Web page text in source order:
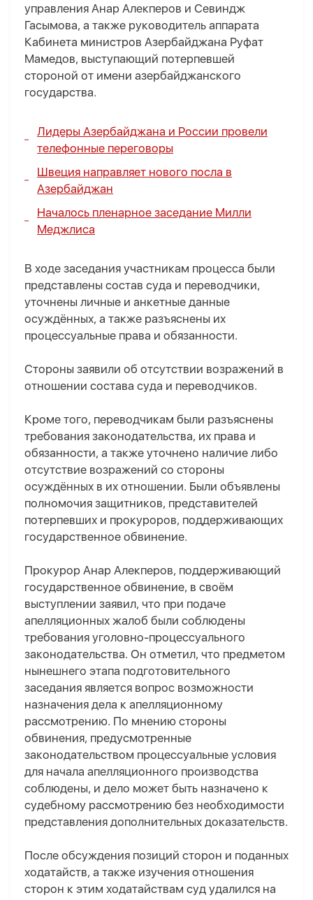
управления Анар Алекперов и Севиндж
Гасымова, а также руководитель аппарата
Кабинета министров Азербайджана Руфат
Мамедов, выступающий потерпевшей
стороной от имени азербайджанского
государства.
Лидеры Азербайджана и России провели
телефонные переговоры
Швеция направляет нового посла в
Азербайджан
Началось пленарное заседание Милли
Меджлиса
В ходе заседания участникам процесса были
представлены состав суда и переводчики,
уточнены личные и анкетные данные
осуждённых, а также разъяснены их
процессуальные права и обязанности.
Стороны заявили об отсутствии возражений в
отношении состава суда и переводчиков.
Кроме того, переводчикам были разъяснены
требования законодательства, их права и
обязанности, а также уточнено наличие либо
отсутствие возражений со стороны
осуждённых в их отношении. Были объявлены
полномочия защитников, представителей
потерпевших и прокуроров, поддерживающих
государственное обвинение.
Прокурор Анар Алекперов, поддерживающий
государственное обвинение, в своём
выступлении заявил, что при подаче
апелляционных жалоб были соблюдены
требования уголовно-процессуального
законодательства. Он отметил, что предметом
нынешнего этапа подготовительного
заседания является вопрос возможности
назначения дела к апелляционному
рассмотрению. По мнению стороны
обвинения, предусмотренные
законодательством процессуальные условия
для начала апелляционного производства
соблюдены, и дело может быть назначено к
судебному рассмотрению без необходимости
представления дополнительных доказательств.
После обсуждения позиций сторон и поданных
ходатайств, а также изучения отношения
сторон к этим ходатайствам суд удалился на